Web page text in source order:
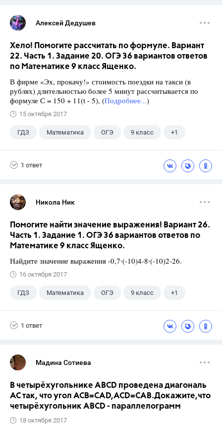
Алексей Дедушев
Хело! Помогите рассчитать по формуле. Вариант
22. Часть 1. Задание 20. ОГЭ 36 вариантов ответов
по Математике 9 класс Ященко.
В фирме «Эх, прокачу!» стоимость поездки на такси (в
рублях) длительностью более 5 минут рассчитывается по
формуле С = 150 + 11(t - 5), (Подробнее...)
15 октября 2017
ГДЗ Математика ОГЭ 9 класс +1
1 ответ
Никола Ник
Помогите найти значение выражения! Вариант 26.
Часть 1. Задание 1. ОГЭ 36 вариантов ответов по
Математике 9 класс Ященко.
Найдите значение выражения -0,7∙(-10)4-8∙(-10)2-26.
16 октября 2017
ГДЗ Математика ОГЭ 9 класс +1
1 ответ
Мадина Сотиева
В четырёхугольнике ABCD проведена диагональ
AC так, что угол ACB=CAD,ACD=CAB.Докажите,что
четырёхугольник ABCD - параллелограмм
18 октября 2017